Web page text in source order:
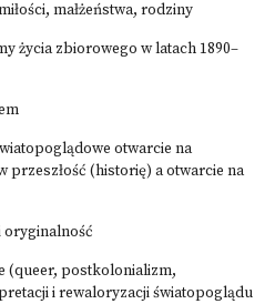
małżeństwa, rodziny
życia zbiorowego w latach 1890–
otwarcie na
przeszłość (historię) a otwarcie na
oryginalność
(queer, postkolonializm,
i rewaloryzacji światopoglądu